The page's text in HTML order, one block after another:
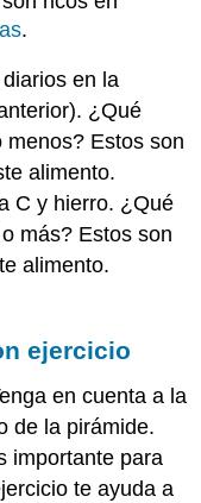
.
en la
¿Qué
menos? Estos son
alimento.
C y hierro. ¿Qué
más? Estos son
alimento.
ejercicio
en cuenta a la
de la pirámide.
importante para
te ayuda a